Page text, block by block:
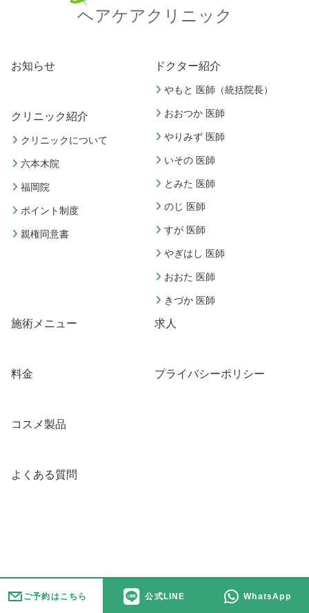
ご予約はこちら 公式LINE WhatsApp
ヘアケアクリニック
お知らせ
クリニック紹介
クリニックについて
六本木院
福岡院
ポイント制度
親権同意書
ドクター紹介
やもと 医師（統括院長）
おおつか 医師
やりみず 医師
いその 医師
とみた 医師
のじ 医師
すが 医師
やぎはし 医師
おおた 医師
きづか 医師
施術メニュー
料金
コスメ製品
よくある質問
求人
プライバシーポリシー